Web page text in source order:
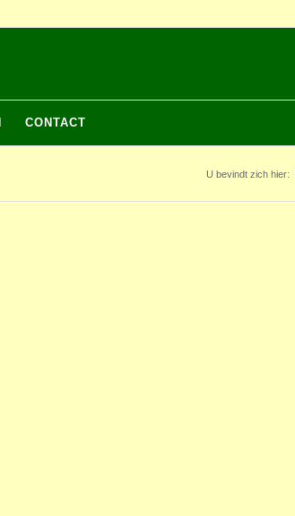
CONTACT
U bevindt zich hier: